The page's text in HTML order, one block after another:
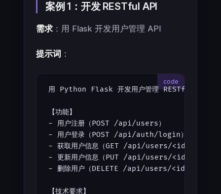
案例 1：开发 RESTful API
需求 ：用 Flask 开发用户管理 API
提示词 ：
用 Python Flask 开发用户管理 RESTful API，
【功能】
- 用户注册（POST /api/users）
- 用户登录（POST /api/auth/login）
- 获取用户信息（GET /api/users/<id>）
- 更新用户信息（PUT /api/users/<id>）
- 删除用户（DELETE /api/users/<id>）
【技术要求】